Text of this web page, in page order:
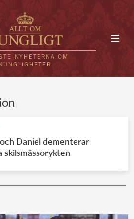
NYHETERNA OM
KUNGLIGHETER
UTLÄNDSKT
KUNGAHUS
kungahuset
Daniel dementerar
skilsmässorykten